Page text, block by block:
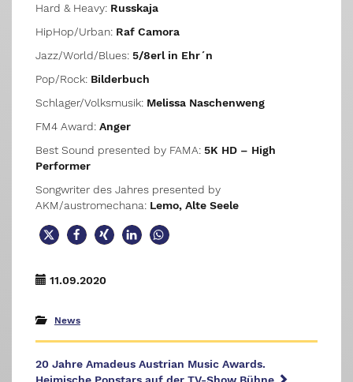
Hard & Heavy: Russkaja
HipHop/Urban: Raf Camora
Jazz/World/Blues: 5/8erl in Ehr´n
Pop/Rock: Bilderbuch
Schlager/Volksmusik: Melissa Naschenweng
FM4 Award: Anger
Best Sound presented by FAMA: 5K HD – High
Performer
Songwriter des Jahres presented by
AKM/austromechana: Lemo, Alte Seele
11.09.2020
News
20 Jahre Amadeus Austrian Music Awards.